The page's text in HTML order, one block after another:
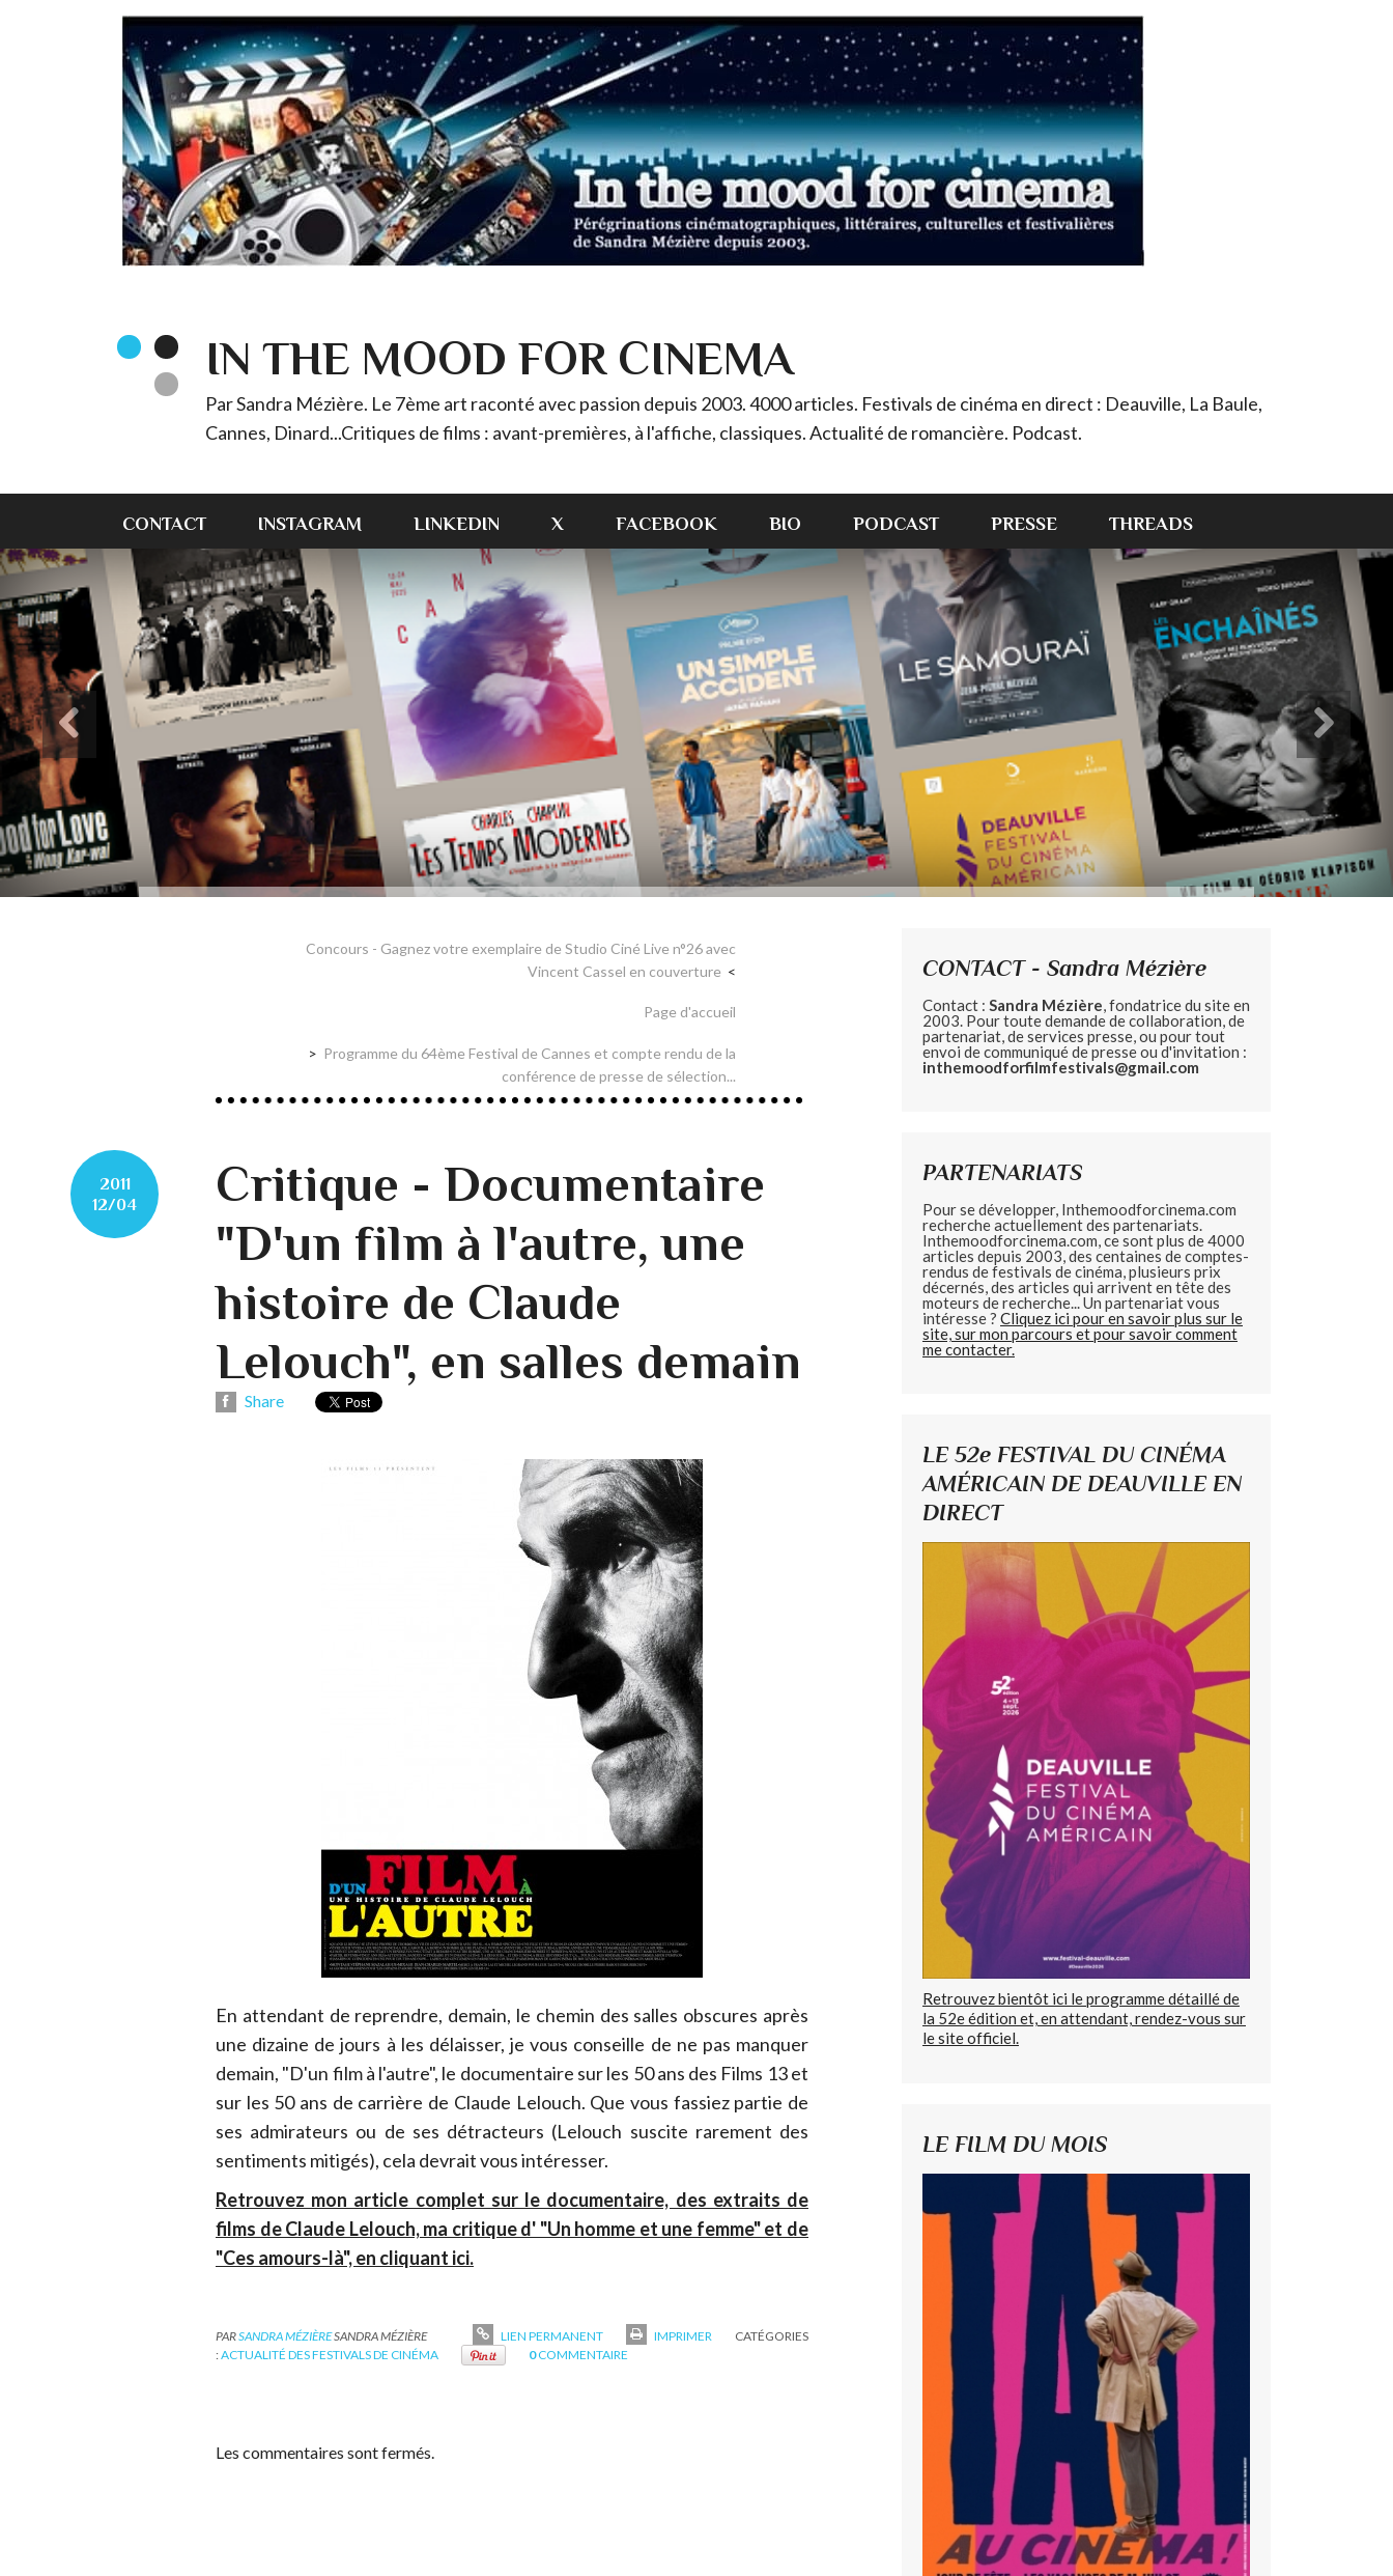
IN THE MOOD FOR CINEMA
Par Sandra Mézière. Le 7ème art raconté avec passion depuis 2003. 4000 articles. Festivals de cinéma en direct : Deauville, La Baule,
Cannes, Dinard...Critiques de films : avant-premières, à l'affiche, classiques. Actualité de romancière. Podcast.
CONTACT INSTAGRAM LINKEDIN X FACEBOOK BIO PODCAST PRESSE THREADS
Concours - Gagnez votre exemplaire de Studio Ciné Live n°26 avec
Vincent Cassel en couverture
Page d'accueil
Programme du 64ème Festival de Cannes et compte rendu de la
conférence de presse de sélection...
2011
12/04
Critique - Documentaire
"D'un film à l'autre, une
histoire de Claude
Lelouch", en salles demain
Share
En attendant de reprendre, demain, le chemin des salles obscures après
une dizaine de jours à les délaisser, je vous conseille de ne pas manquer
demain, "D'un film à l'autre", le documentaire sur les 50 ans des Films 13 et
sur les 50 ans de carrière de Claude Lelouch. Que vous fassiez partie de
ses admirateurs ou de ses détracteurs (Lelouch suscite rarement des
sentiments mitigés), cela devrait vous intéresser.
Retrouvez mon article complet sur le documentaire, des extraits de
films de Claude Lelouch, ma critique d' "Un homme et une femme" et de
"Ces amours-là", en cliquant ici.
PARSANDRA MÉZIÈRESANDRA MÉZIÈRE LIEN PERMANENT IMPRIMER
CATÉGORIES
:ACTUALITÉ DES FESTIVALS DE CINÉMA 0 COMMENTAIRE
Les commentaires sont fermés.
CONTACT - Sandra Mézière
Contact : Sandra Mézière, fondatrice du site en
2003. Pour toute demande de collaboration, de
partenariat, de services presse, ou pour tout
envoi de communiqué de presse ou d'invitation :
inthemoodforfilmfestivals@gmail.com
PARTENARIATS
Pour se développer, Inthemoodforcinema.com
recherche actuellement des partenariats.
Inthemoodforcinema.com, ce sont plus de 4000
articles depuis 2003, des centaines de comptes-
rendus de festivals de cinéma, plusieurs prix
décernés, des articles qui arrivent en tête des
moteurs de recherche... Un partenariat vous
intéresse ? Cliquez ici pour en savoir plus sur le
site, sur mon parcours et pour savoir comment
me contacter.
LE 52e FESTIVAL DU CINÉMA
AMÉRICAIN DE DEAUVILLE EN
DIRECT
Retrouvez bientôt ici le programme détaillé de
la 52e édition et, en attendant, rendez-vous sur
le site officiel.
LE FILM DU MOIS